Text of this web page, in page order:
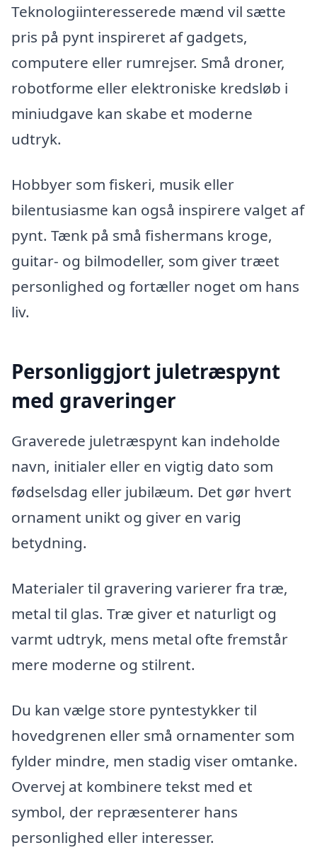
Teknologiinteresserede mænd vil sætte
pris på pynt inspireret af gadgets,
computere eller rumrejser. Små droner,
robotforme eller elektroniske kredsløb i
miniudgave kan skabe et moderne
udtryk.
Hobbyer som fiskeri, musik eller
bilentusiasme kan også inspirere valget af
pynt. Tænk på små fishermans kroge,
guitar- og bilmodeller, som giver træet
personlighed og fortæller noget om hans
liv.
Personliggjort juletræspynt
med graveringer
Graverede juletræspynt kan indeholde
navn, initialer eller en vigtig dato som
fødselsdag eller jubilæum. Det gør hvert
ornament unikt og giver en varig
betydning.
Materialer til gravering varierer fra træ,
metal til glas. Træ giver et naturligt og
varmt udtryk, mens metal ofte fremstår
mere moderne og stilrent.
Du kan vælge store pyntestykker til
hovedgrenen eller små ornamenter som
fylder mindre, men stadig viser omtanke.
Overvej at kombinere tekst med et
symbol, der repræsenterer hans
personlighed eller interesser.